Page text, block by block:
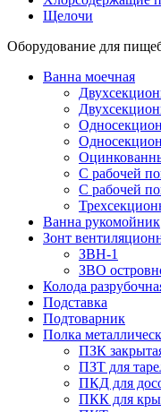
Щелочи
Оборудование для
Ванна моечная
С рабочей
С рабочей
Ванна рукомойник
Зонт
ЗВН-1
ЗВО
Колода
Подставка
Подтоварник
Полка
ПЗК
ПЗТ для
ПКД для
ПКК для